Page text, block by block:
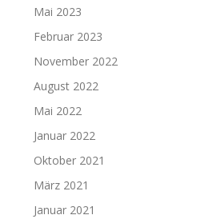
Mai 2023
Februar 2023
November 2022
August 2022
Mai 2022
Januar 2022
Oktober 2021
März 2021
Januar 2021